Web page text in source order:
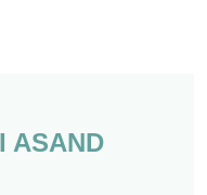
ASAND